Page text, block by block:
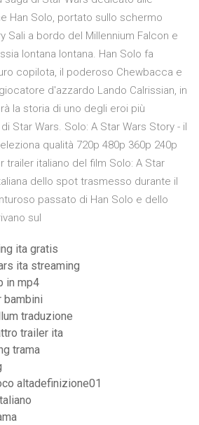
Han Solo, portato sullo schermo
Sali a bordo del Millennium Falcon e
lontana lontana. Han Solo fa
copilota, il poderoso Chewbacca e
d'azzardo Lando Calrissian, in
la storia di uno degli eroi più
Star Wars. Solo: A Star Wars Story - il
qualità 720p 480p 360p 240p
trailer italiano del film Solo: A Star
dello spot trasmesso durante il
passato di Han Solo e dello
sul
ita gratis
ita streaming
in mp4
bambini
traduzione
trailer ita
trama
altadefinizione01